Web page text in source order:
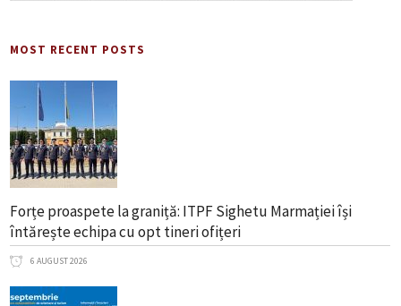
MOST RECENT POSTS
Forțe proaspete la graniță: ITPF Sighetu Marmației își
întărește echipa cu opt tineri ofițeri
6 AUGUST 2026